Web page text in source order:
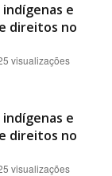
e
direitos no
visualizações
e
direitos no
visualizações